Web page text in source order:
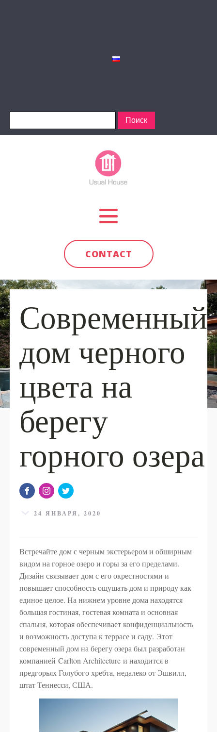
CONTACT
Современный
дом черного
цвета на
берегу
горного озера
24 ЯНВАРЯ, 2020
Встречайте дом с черным экстерьером и обширным
видом на горное озеро и горы за его пределами.
Дизайн связывает дом с его окрестностями и
повышает способность ощущать дом и природу как
единое целое. На нижнем уровне дома находятся
большая гостиная, гостевая комната и основная
спальня, которая обеспечивает конфиденциальность
и возможность доступа к террасе и саду. Этот
современный дом на берегу озера был разработан
компанией Carlton Architecture и находится в
предгорьях Голубого хребта, недалеко от Эшвилл,
штат Теннесси, США.